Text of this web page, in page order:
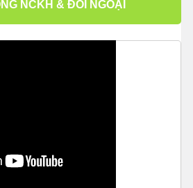
NCKH & ĐỐI NGOẠI